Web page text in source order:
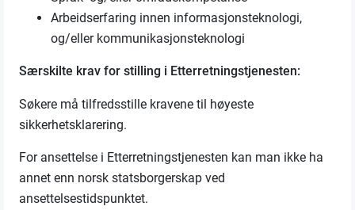
Arbeidserfaring innen informasjonsteknologi,
og/eller kommunikasjonsteknologi
Særskilte krav for stilling i Etterretningstjenesten:
Søkere må tilfredsstille kravene til høyeste
sikkerhetsklarering.
For ansettelse i Etterretningstjenesten kan man ikke ha
annet enn norsk statsborgerskap ved
ansettelsestidspunktet.